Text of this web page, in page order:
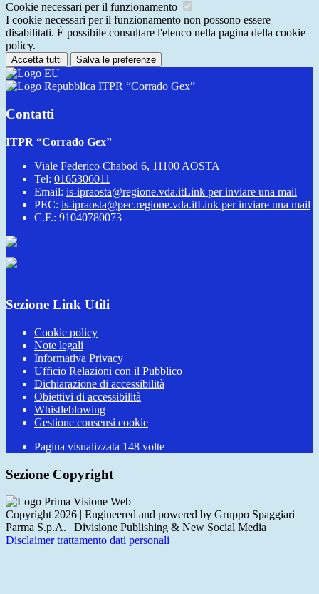
Cookie necessari per il funzionamento
I cookie necessari per il funzionamento non possono essere
disabilitati. È possibile consultare l'elenco nella pagina della cookie
policy.
Accetta tutti Salva le preferenze
ITPR “Corrado Gex”
Contatti
ITPR “Corrado Gex”
Viale Federico Chabod 6, 11100 AOSTA
Tel: 0165306011
Email: is-ipraosta@regione.vda.itLink per inviare una mail
PEC: is-ipraosta@pec.regione.vda.itLink per inviare una mail
C.F.: 91040780073
Sezione Link Utili
Cookie policy
Note legali
Informativa Privacy
Ufficio Relazioni con il Pubblico
Dichiarazione di accessibilità
Obiettivi di accessibilità
Whistleblowing
Gestione consensi cookie
Pagina visualizzata 148 volte
Sezione Copyright
Copyright 2026 | Engineered and powered by Gruppo Spaggiari
Parma S.p.A. | Divisione Publishing & New Social Media
Disclaimer trattamento dati personali